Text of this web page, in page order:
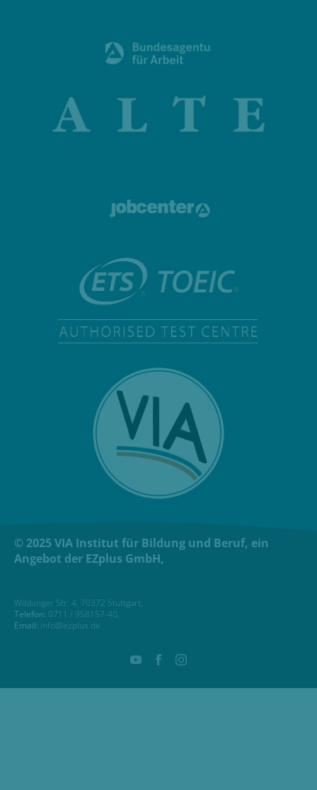
© 2025 VIA Institut für Bildung und Beruf, ein
Angebot der EZplus GmbH,
Wildunger Str. 4, 70372 Stuttgart,
Telefon: 0711 / 958157-40,
Email: info@ezplus.de